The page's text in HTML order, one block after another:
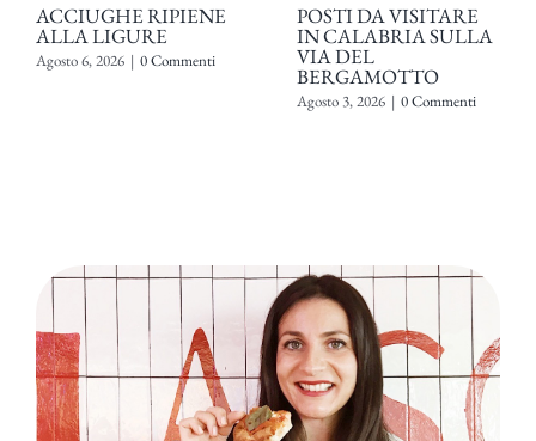
ACCIUGHE RIPIENE
ALLA LIGURE
Agosto 6, 2026 | 0 Commenti
POSTI DA VISITARE
IN CALABRIA SULLA
VIA DEL
BERGAMOTTO
Agosto 3, 2026 | 0 Commenti